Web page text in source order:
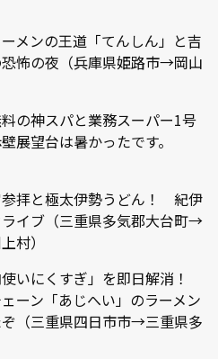
メンの王道「てんしん」と吉
怖の夜（兵庫県姫路市→岡山
の神スパと業務スーパー1号
展望台は暑かったです。
拝と極太伊勢うどん！ 紀伊
イブ（三重県多気郡大台町→
村）
いにくすぎ」を即日解消！
ーン「あじへい」のラーメン
（三重県四日市市→三重県多